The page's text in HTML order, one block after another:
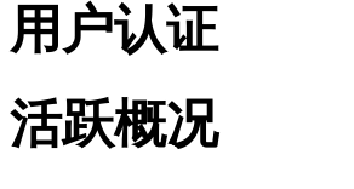
用户认证
活跃概况